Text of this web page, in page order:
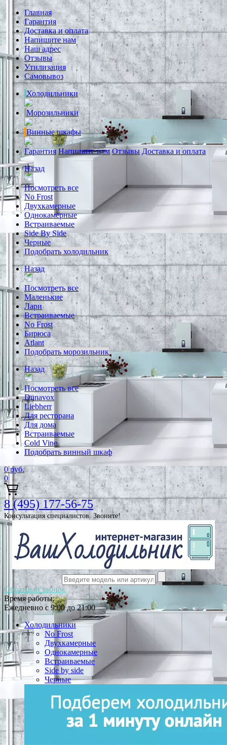
Главная
Гарантия
Доставка и оплата
Напишите нам
Наш адрес
Отзывы
Утилизация
Самовывоз
Холодильники
Морозильники
Винные шкафы
Гарантия Напишите нам Отзывы Доставка и оплата
Назад
Посмотреть все
No Frost
Двухкамерные
Однокамерные
Встраиваемые
Side By Side
Черные
Подобрать холодильник
Назад
Посмотреть все
Маленькие
Лари
Встраиваемые
No Frost
Бирюса
Atlant
Подобрать морозильник
Назад
Посмотреть все
Dunavox
Liebherr
Для ресторана
Для дома
Встраиваемые
Cold Vine
Подобрать винный шкаф
0 руб.
0
8 (495) 177-56-75
Консультация специалистов. Звоните!
Обратный звонок
Время работы:
Ежедневно с 9:00 до 21:00
Холодильники
No Frost
Двухкамерные
Однокамерные
Встраиваемые
Side by side
Черные